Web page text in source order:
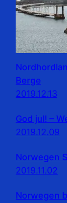
Berge
2019.12.13
God jul! –
2019.12.09
Norwegen
2019.11.02
Norwegen